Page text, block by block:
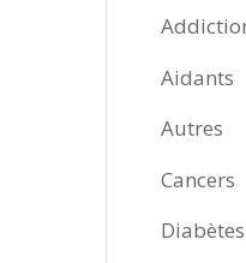
Aidants
Autres
Cancers
Diabètes